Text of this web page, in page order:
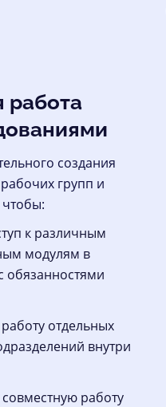
работа
создания
групп и
к различным
модулям в
обязанностями
отдельных
внутри
работу